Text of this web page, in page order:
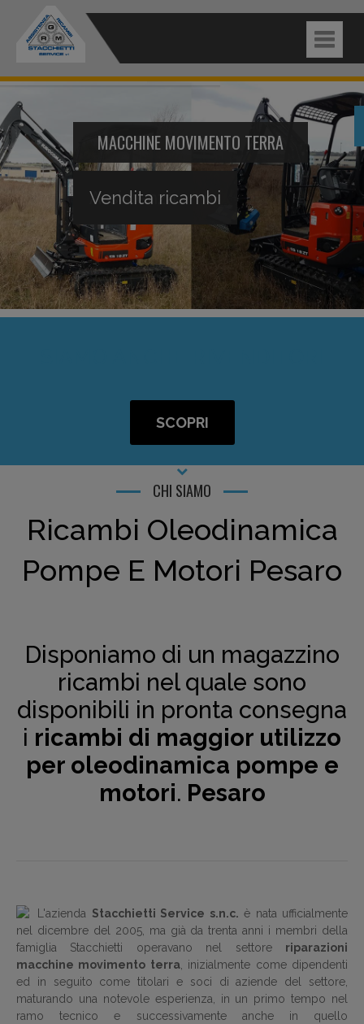
Assistenza
MACCHINE MOVIMENTO TERRA
Vendita ricambi
SCOPRI
CHI SIAMO
Ricambi Oleodinamica
Pompe E Motori Pesaro
Disponiamo di un magazzino
ricambi nel quale sono
disponibili in pronta consegna
i ricambi di maggior utilizzo
per oleodinamica pompe e
motori. Pesaro
L'azienda Stacchietti Service s.n.c. è nata ufficialmente
nel dicembre del 2005, ma già da trenta anni i membri della
famiglia Stacchietti operavano nel settore riparazioni
macchine movimento terra, inizialmente come dipendenti
ed in seguito come titolari e soci di aziende del settore,
maturando una notevole esperienza, in un primo tempo nel
ramo tecnico e successivamente anche in quello